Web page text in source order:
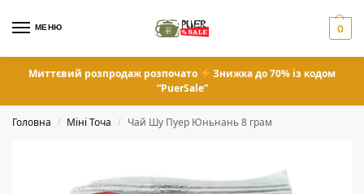
МЕНЮ 0
Миттєвий розпродаж розпочато
Знижка до 70% із кодом
“PuerSale”
Головна / Міні Точа / Чай Шу Пуер Юньнань 8 грам